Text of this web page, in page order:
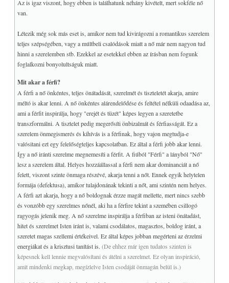
Az is igaz viszont, hogy ebben is találhatunk néhány kivételt, mert sokféle nő
van.
Létezik még sok más eset is, amikor nem tud kivirágozni a romantikus szerelem
teljes szépségében, vagy a múltbeli csalódások miatt a nő már nem nagyon tud
hinni a szerelemben stb. Ezekkel az esetekkel ebben az írásban nem fogunk
foglalkozni bonyolultságuk miatt.
Mit akar a férfi?
A férfi a nő önkéntes, teljes önátadását, szerelmét és tiszteletét akarja, amire
méltó is akar lenni. A nő önkéntes alárendelődése és feltétel nélküli odaadása az,
ami a férfit inspirálja, hogy "erejét és tüzét" képes legyen a szeretetbe
transzformálni. A tisztelet pedig megerősíti önbizalmát és férfiasságát. Ez a
szerelem önmegismerés és kihívás is a férfinak, hogy vajon megtudja-e
valósitani ezt egy felelőségteljes kapcsolatban. Ez által a férfi jobb akar lenni.
Így a nő iránti szerelme megnemesíti a férfit. A fiúból "Férfi" a lányból "Nő"
lesz a szerelem által. Helyes hozzáállassal a férfi nem akar dominanciát a nő
felett, viszont szinte önmaga részévé, akarja tenni a nőt. Ennek egyik helytelen
formája (defektusa), amikor tulajdonának tekinti a nőt, ami szintén nem helyes.
A férfi azt akarja, hogy a nő boldognak érzze magát mellette, mert nincs szebb
és vonzóbb egy szerelmes nőnél, aki ha a férfire tekint a szemében csillogó
ragyogás jelenik meg. A nő szerelme inspirálja a férfiban az isteni önátadást,
hitet és szerelmet Isten iránt is, valami csodálatos, magasztos, boldog iránt, a
szeretet magas szellemi értékeivel. Ez által képes jobban megérteni az érzelmi
energiákat és a krisztusi tanítást is. (De ehhez már igen tudatos szinten is
képesnek kell lennie megvalósítani és átélni a szerelmet. Ez olyan inspiráció,
amit mindenki megkap, megízlelve Isten csodáját önmagán belül is.)